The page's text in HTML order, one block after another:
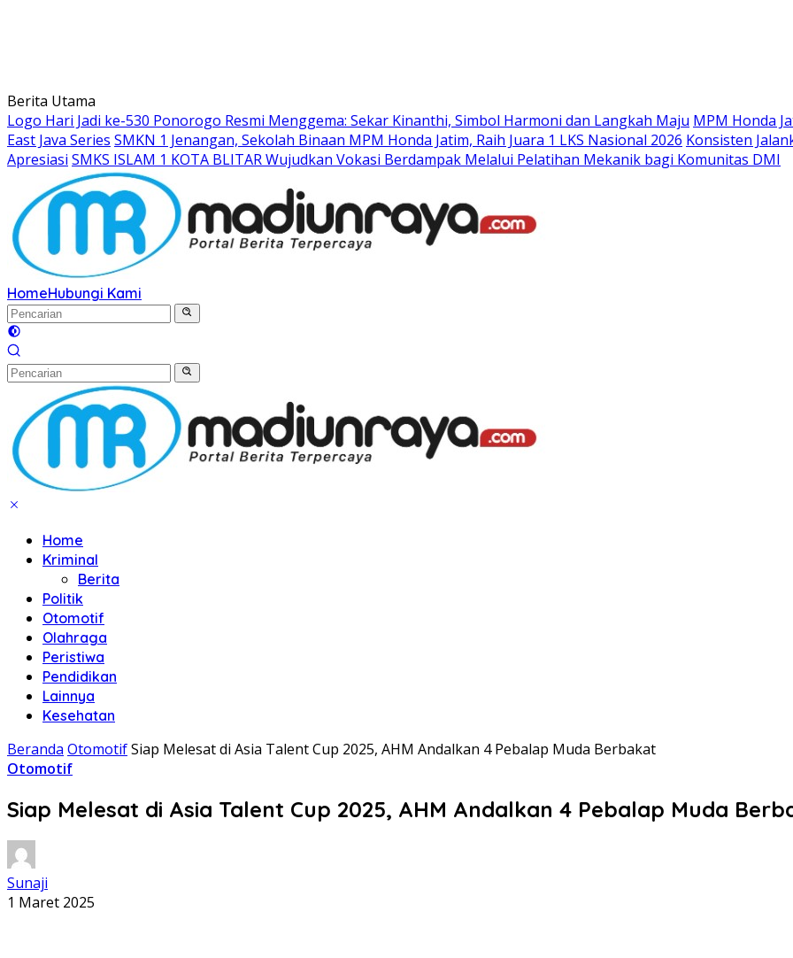
Berita Utama
Logo Hari Jadi ke-530 Ponorogo Resmi Menggema: Sekar Kinanthi, Simbol Harmoni dan Langkah Maju MPM Honda
East Java Series SMKN 1 Jenangan, Sekolah Binaan MPM Honda Jatim, Raih Juara 1 LKS Nasional 2026 Konsisten
Apresiasi SMKS ISLAM 1 KOTA BLITAR Wujudkan Vokasi Berdampak Melalui Pelatihan Mekanik bagi Komunitas DMI
HomeHubungi Kami
Home
Kriminal
Berita
Politik
Otomotif
Olahraga
Peristiwa
Pendidikan
Lainnya
Kesehatan
Beranda OtomotifSiap Melesat di Asia Talent Cup 2025, AHM Andalkan 4 Pebalap Muda Berbakat
Otomotif
Siap Melesat di Asia Talent Cup 2025, AHM Andalkan 4 Pebalap Muda
Sunaji
1 Maret 2025